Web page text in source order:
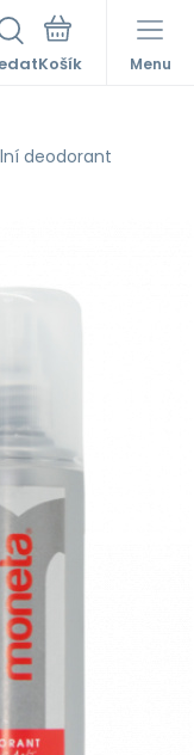
Menu
deodorant